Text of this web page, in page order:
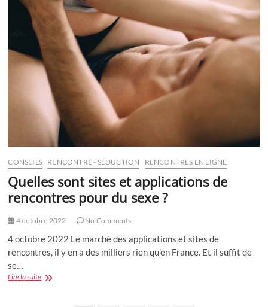
numéro
1
dans
bio
tinder
CONSEILS RENCONTRE - SÉDUCTION RENCONTRES EN LIGNE
Quelles sont sites et applications de
rencontres pour du sexe ?
4 octobre 2022 No Comments
4 octobre 2022 Le marché des applications et sites de
rencontres, il y en a des milliers rien qu’en France. Et il suffit de
se…
Lire la suiteQuelles